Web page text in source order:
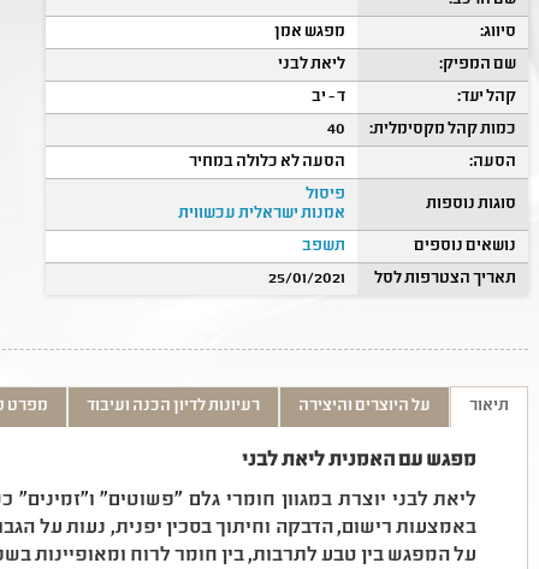
סיווג:
מפגש אמן
שם המפיק:
ליאת לבני
קהל יעד:
ד - יב
כמות קהל מקסימלית:
40
הסעה:
הסעה לא כלולה במחיר
סוגות נוספות
פיסול
אמנות ישראלית עכשווית
נושאים נוספים
תשפב
תאריך הצטרפות לסל
25/01/2021
תיאור על היוצרים והיצירה רעיונות לדיון הכנה ועיבוד מפרט
מפגש עם האמנית ליאת לבני
ליאת לבני יוצרת במגוון חומרי גלם "פשוטים" ו"זמינים"
באמצעות רישום, הדבקה וחיתוך בסכין יפנית, נעות על
על המפגש בין טבע לתרבות, בין חומר לרוח ומאופיינות